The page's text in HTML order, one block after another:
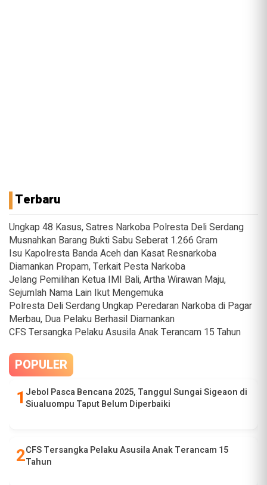
Terbaru
Ungkap 48 Kasus, Satres Narkoba Polresta Deli Serdang
Musnahkan Barang Bukti Sabu Seberat 1.266 Gram
Isu Kapolresta Banda Aceh dan Kasat Resnarkoba
Diamankan Propam, Terkait Pesta Narkoba
Jelang Pemilihan Ketua IMI Bali, Artha Wirawan Maju,
Sejumlah Nama Lain Ikut Mengemuka
Polresta Deli Serdang Ungkap Peredaran Narkoba di Pagar
Merbau, Dua Pelaku Berhasil Diamankan
CFS Tersangka Pelaku Asusila Anak Terancam 15 Tahun
POPULER
Jebol Pasca Bencana 2025, Tanggul Sungai Sigeaon di
Siualuompu Taput Belum Diperbaiki
CFS Tersangka Pelaku Asusila Anak Terancam 15
Tahun